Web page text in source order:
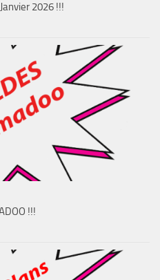
2026 !!!
!!!